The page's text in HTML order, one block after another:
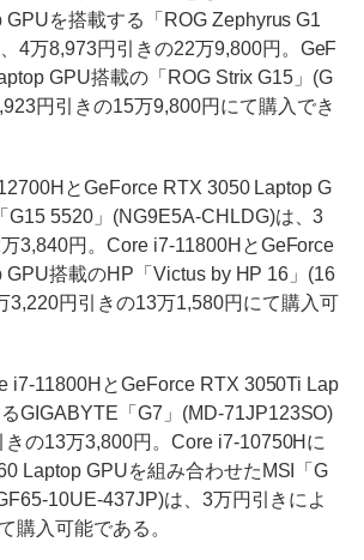
GPUを搭載する「ROG Zephyrus G1
4万8,973円引きの22万9,800円。GeF
GPU搭載の「ROG Strix G15」(G
円引きの15万9,800円にて購入でき
とGeForce RTX 3050 Laptop G
G15 5520」(NG9E5A-CHLDG)は、3
3,840円。Core i7-11800HとGeForce
GPU搭載のHP「Victus by HP 16」(16
3,220円引きの13万1,580円にて購入可
i7-11800HとGeForce RTX 3050Ti Lap
GIGABYTE「G7」(MD-71JP123SO)
の13万3,800円。Core i7-10750Hに
Laptop GPUを組み合わせたMSI「G
10UE-437JP)は、3万円引きによ
購入可能である。